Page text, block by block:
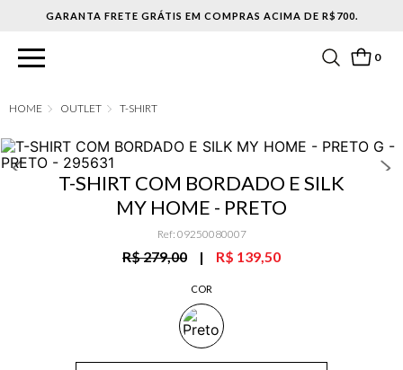
0
OUTLET T-SHIRT
T-SHIRT COM BORDADO E SILK
MY HOME - PRETO
Ref: 09250080007
R$ 279,00 | R$ 139,50
COR